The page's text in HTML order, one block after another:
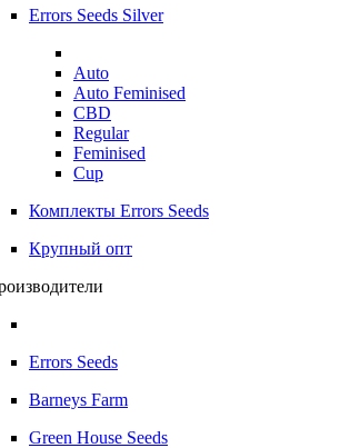
Errors Seeds Silver
Auto
Auto Feminised
CBD
Regular
Feminised
Cup
Комплекты Errors Seeds
Крупный опт
Errors Seeds
Barneys Farm
Green House Seeds